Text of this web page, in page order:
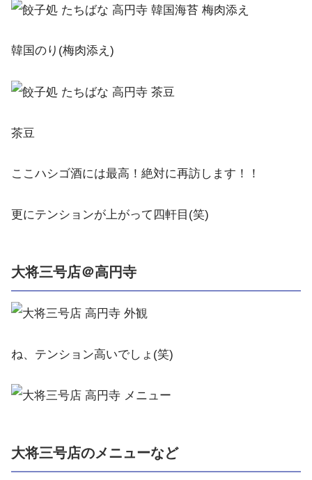
韓国のり(梅肉添え)
茶豆
ここハシゴ酒には最高！絶対に再訪します！！
更にテンションが上がって四軒目(笑)
大将三号店＠高円寺
ね、テンション高いでしょ(笑)
大将三号店のメニューなど